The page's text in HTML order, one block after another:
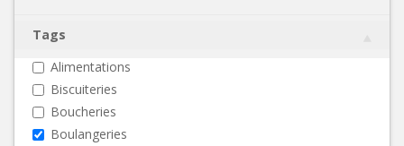
Tags
Alimentations
Biscuiteries
Boucheries
Boulangeries